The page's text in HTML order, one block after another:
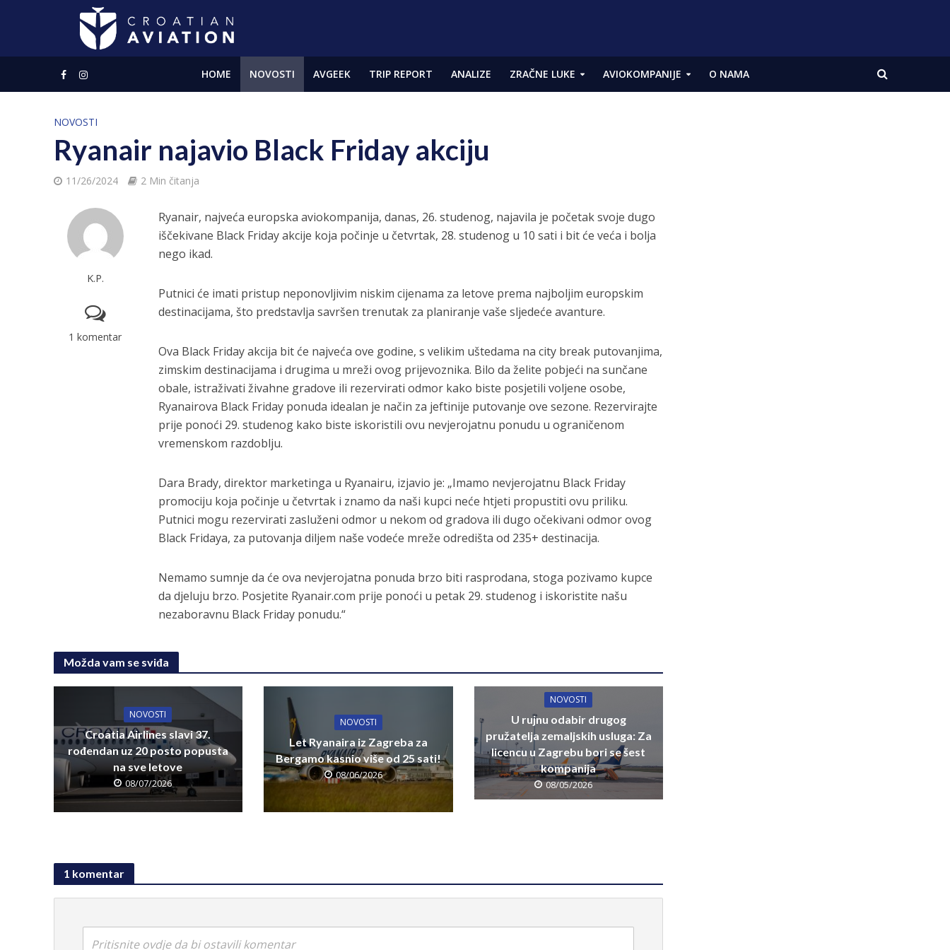
HOME NOVOSTI AVGEEK TRIP REPORT ANALIZE ZRAČNE LUKE AVIOKOMPANIJE O NAMA
NOVOSTI
Ryanair najavio Black Friday akciju
11/26/2024 2 Min čitanja
K.P.
1 komentar
Ryanair, najveća europska aviokompanija, danas, 26. studenog, najavila je početak svoje dugo
iščekivane Black Friday akcije koja počinje u četvrtak, 28. studenog u 10 sati i bit će veća i bolja
nego ikad.
Putnici će imati pristup neponovljivim niskim cijenama za letove prema najboljim europskim
destinacijama, što predstavlja savršen trenutak za planiranje vaše sljedeće avanture.
Ova Black Friday akcija bit će najveća ove godine, s velikim uštedama na city break putovanjima,
zimskim destinacijama i drugima u mreži ovog prijevoznika. Bilo da želite pobjeći na sunčane
obale, istraživati živahne gradove ili rezervirati odmor kako biste posjetili voljene osobe,
Ryanairova Black Friday ponuda idealan je način za jeftinije putovanje ove sezone. Rezervirajte
prije ponoći 29. studenog kako biste iskoristili ovu nevjerojatnu ponudu u ograničenom
vremenskom razdoblju.
Dara Brady, direktor marketinga u Ryanairu, izjavio je: „Imamo nevjerojatnu Black Friday
promociju koja počinje u četvrtak i znamo da naši kupci neće htjeti propustiti ovu priliku.
Putnici mogu rezervirati zasluženi odmor u nekom od gradova ili dugo očekivani odmor ovog
Black Fridaya, za putovanja diljem naše vodeće mreže odredišta od 235+ destinacija.
Nemamo sumnje da će ova nevjerojatna ponuda brzo biti rasprodana, stoga pozivamo kupce
da djeluju brzo. Posjetite Ryanair.com prije ponoći u petak 29. studenog i iskoristite našu
nezaboravnu Black Friday ponudu.“
Možda vam se sviđa
NOVOSTI
Croatia Airlines slavi 37.
rođendan uz 20 posto popusta
na sve letove
08/07/2026
NOVOSTI
Let Ryanaira iz Zagreba za
Bergamo kasnio više od 25 sati!
08/06/2026
NOVOSTI
U rujnu odabir drugog
pružatelja zemaljskih usluga: Za
licencu u Zagrebu bori se šest
kompanija
08/05/2026
1 komentar
Pritisnite ovdje da bi ostavili komentar